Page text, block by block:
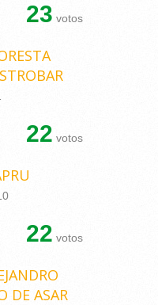
23 votos
22 votos
22 votos
DE ASAR